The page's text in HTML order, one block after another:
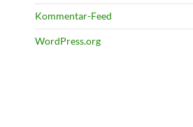
Kommentar-Feed
WordPress.org